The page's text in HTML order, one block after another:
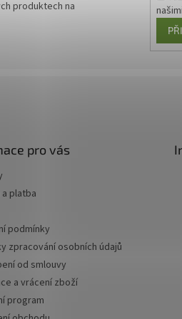
produktech na
pro vás
platba
podmínky
zpracování osobních údajů
od smlouvy
a vrácení zboží
program